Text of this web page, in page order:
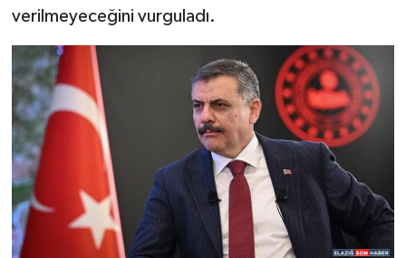
verilmeyeceğini vurguladı.